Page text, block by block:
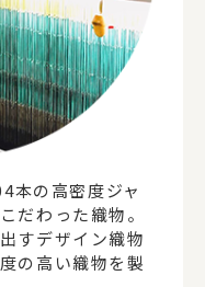
本の高密度ジャ
だわった織物。
すデザイン織物
の高い織物を製